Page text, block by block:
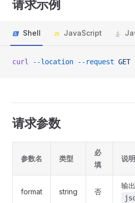
请求示例
Shell JavaScript
curl --location --request GET
请求参数
参数名 类型
必
填
说明
format string 否
输